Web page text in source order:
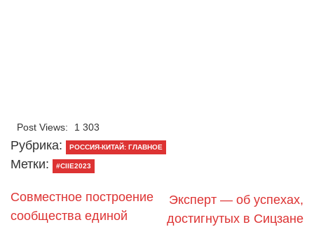
Post Views: 1 303
Рубрика: РОССИЯ-КИТАЙ: ГЛАВНОЕ
Метки: #CIIE2023
Совместное построение
сообщества единой
Эксперт — об успехах,
достигнутых в Сицзане